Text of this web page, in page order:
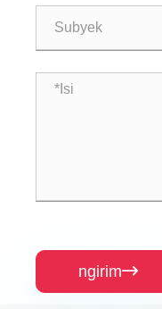
ngirim